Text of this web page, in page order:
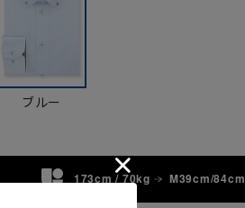
ブルー
173cm / 70kg M39cm/84cm